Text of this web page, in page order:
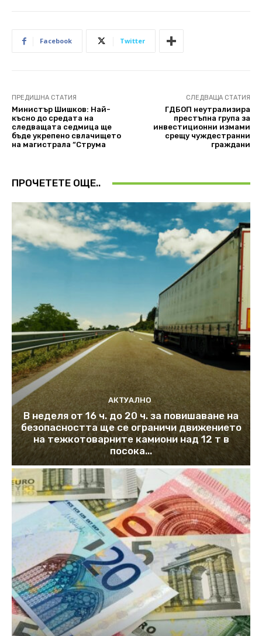
Facebook Twitter
ПРЕДИШНА СТАТИЯ
Министър Шишков: Най-
късно до средата на
следващата седмица ще
бъде укрепено свлачището
на магистрала “Струма
СЛЕДВАЩА СТАТИЯ
ГДБОП неутрализира
престъпна група за
инвестиционни измами
срещу чуждестранни
граждани
ПРОЧЕТЕТЕ ОЩЕ..
АКТУАЛНО
В неделя от 16 ч. до 20 ч. за повишаване на
безопасността ще се ограничи движението
на тежкотоварните камиони над 12 т в
посока...